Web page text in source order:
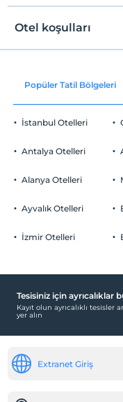
aracı ile istediğiniz
Check/in
En geç saat 10:00 ve
Evcil Hayvan
Çocuklar
2 yaşına kadar olan
Tesisin ücretsiz
Otel koşulları
Check/in
Check/out
En geç saat 10:00 ve
Evcil Hayvan
2 yaşına kadar olan
Popüler Tatil Bölgeleri
İstanbul Otelleri
Antalya Otelleri
Alanya Otelleri
Ayvalık Otelleri
İzmir Otelleri
Tesisiniz için ayrıcalıklar
Kayıt olun ayrıcalıklı tesisler
yer alın
Extranet Giriş